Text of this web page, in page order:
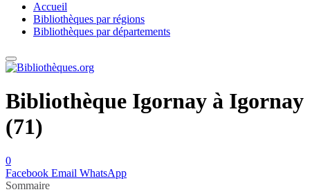
Accueil
Bibliothèques par régions
Bibliothèques par départements
Bibliothèque Igornay à Igornay
(71)
0
Facebook Email WhatsApp
Sommaire